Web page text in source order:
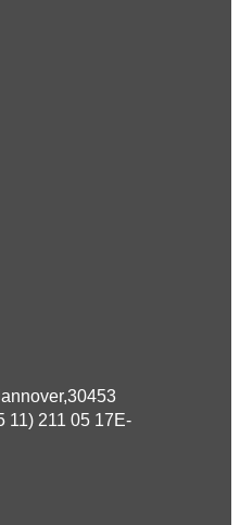
,30453
11) 211 05 17E-